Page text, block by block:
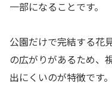
一部になることです。
公園だけで完結する花
の広がりがあるため、
出にくいのが特徴です。